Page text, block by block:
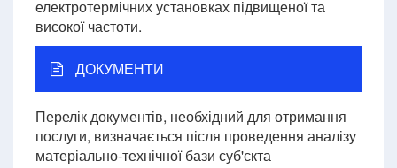
електротермічних установках підвищеної та
високої частоти.
ДОКУМЕНТИ
Перелік документів, необхідний для отримання
послуги, визначається після проведення аналізу
матеріально-технічної бази суб'єкта